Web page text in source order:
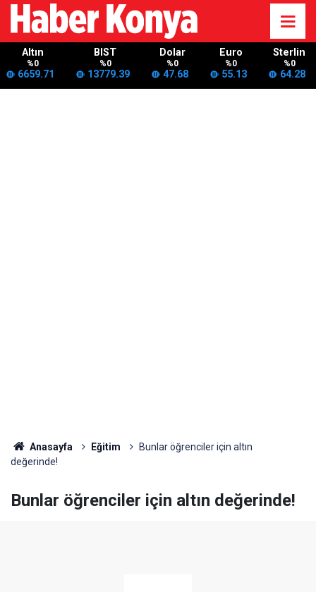
Altın
%0
6659.71
BIST
%0
13779.39
Dolar
%0
47.68
Euro
%0
55.13
Sterlin
%0
64.28
Anasayfa Eğitim
Bunlar öğrenciler için altın
değerinde!
Bunlar öğrenciler için altın değerinde!